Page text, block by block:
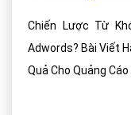
Chiến Lược Từ
Adwords? Bài Viết
Quả Cho Quảng